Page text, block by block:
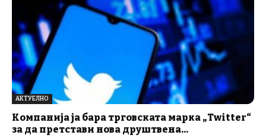
АКТУЕЛНО
Компанија ја бара трговската марка „Twitter“
за да претстави нова друштвена...